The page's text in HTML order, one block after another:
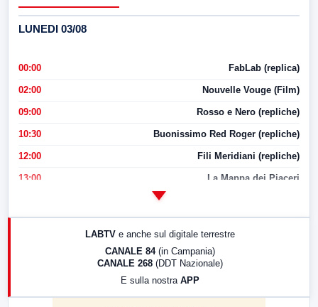
LUNEDI 03/08
00:00 FabLab (replica)
02:00 Nouvelle Vouge (Film)
09:00 Rosso e Nero (repliche)
10:30 Buonissimo Red Roger (repliche)
12:00 Fili Meridiani (repliche)
13:00 La Mappa dei Piaceri
17:00 LabNews (replica)
LABTV e anche sul digitale terrestre
CANALE 84 (in Campania)
CANALE 268 (DDT Nazionale)
E sulla nostra APP